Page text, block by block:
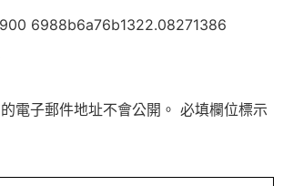
6988b6a76b1322.08271386
電子郵件地址不會公開。 必填欄位標示